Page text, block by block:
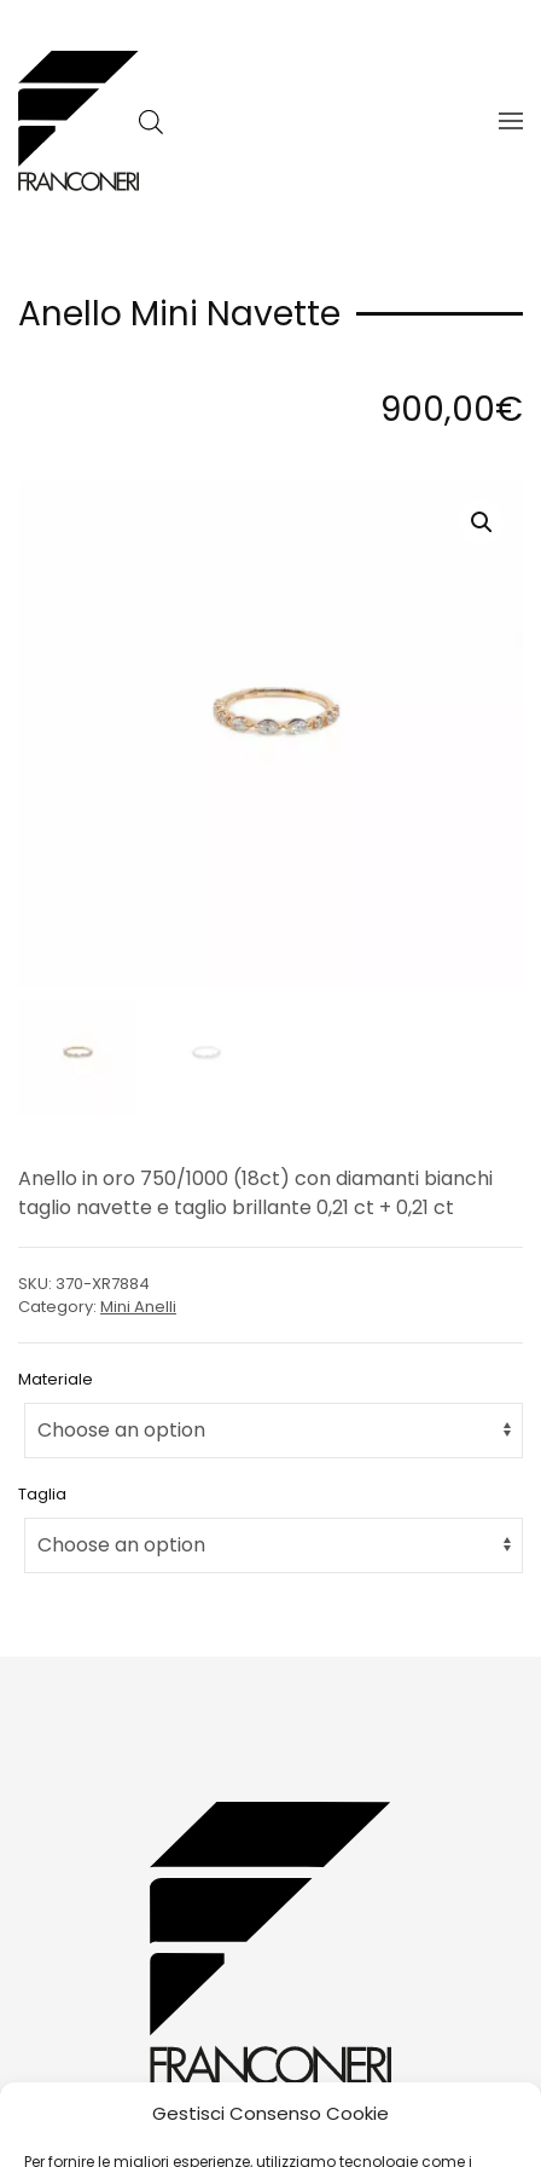
Gestisci Consenso Cookie
Per fornire le migliori esperienze, utilizziamo tecnologie come i
Skip to main content
Anello Mini Navette
900,00€
Anello in oro 750/1000 (18ct) con diamanti bianchi
taglio navette e taglio brillante 0,21 ct + 0,21 ct
SKU: 370-XR7884
Category: Mini Anelli
Materiale
Taglia